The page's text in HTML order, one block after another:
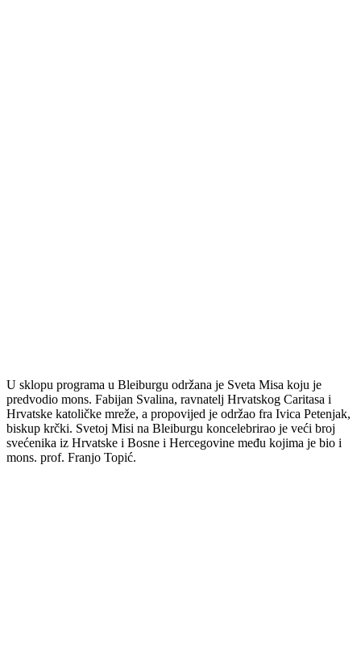
U sklopu programa u Bleiburgu održana je Sveta Misa koju je
predvodio mons. Fabijan Svalina, ravnatelj Hrvatskog Caritasa i
Hrvatske katoličke mreže, a propovijed je održao fra Ivica Petenjak,
biskup krčki. Svetoj Misi na Bleiburgu koncelebrirao je veći broj
svećenika iz Hrvatske i Bosne i Hercegovine među kojima je bio i
mons. prof. Franjo Topić.